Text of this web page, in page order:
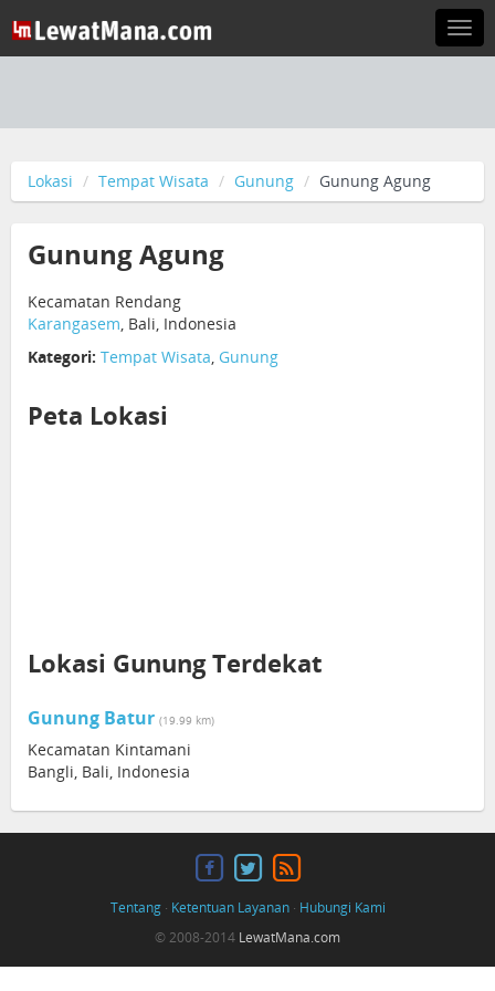
Lokasi Tempat Wisata Gunung Gunung Agung
Gunung Agung
Kecamatan Rendang
Karangasem, Bali, Indonesia
Kategori: Tempat Wisata, Gunung
Peta Lokasi
Lokasi Gunung Terdekat
Gunung Batur (19.99 km)
Kecamatan Kintamani
Bangli, Bali, Indonesia
Tentang· Ketentuan Layanan· Hubungi Kami
© 2008-2014 LewatMana.com